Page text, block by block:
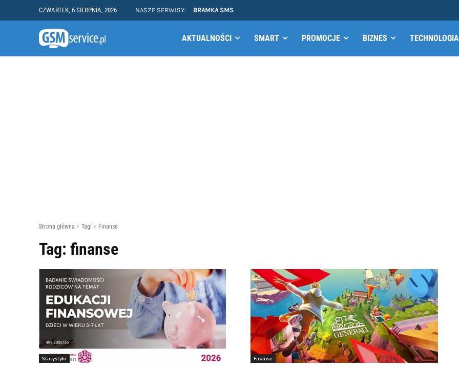
CZWARTEK, 6 SIERPNIA, 2026 NASZE SERWISY: BRAMKA SMS
AKTUALNOŚCI SMART PROMOCJE BIZNES
Strona główna Tagi Finanse
Tag: finanse
Statystyki Finanse